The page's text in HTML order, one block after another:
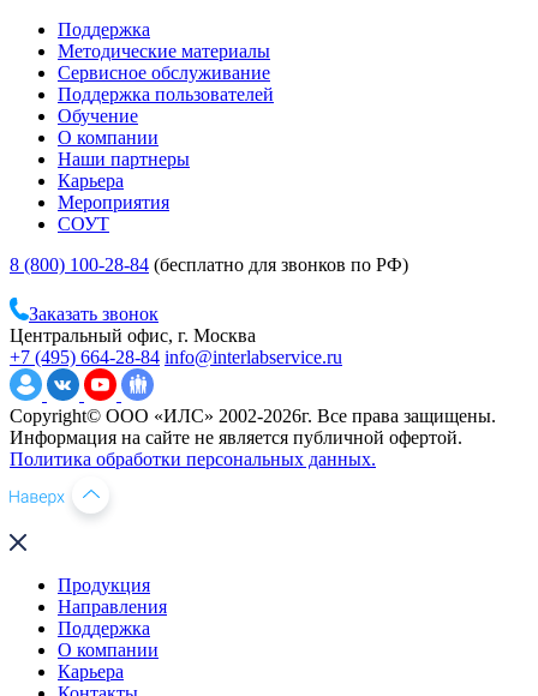
Поддержка
Методические материалы
Сервисное обслуживание
Поддержка пользователей
Обучение
О компании
Наши партнеры
Карьера
Мероприятия
СОУТ
8 (800) 100-28-84 (бесплатно для звонков по РФ)
Заказать звонок
Центральный офис, г. Москва
+7 (495) 664-28-84 info@interlabservice.ru
Copyright© ООО «ИЛС» 2002-2026г. Все права защищены.
Информация на сайте не является публичной офертой.
Политика обработки персональных данных.
Продукция
Направления
Поддержка
О компании
Карьера